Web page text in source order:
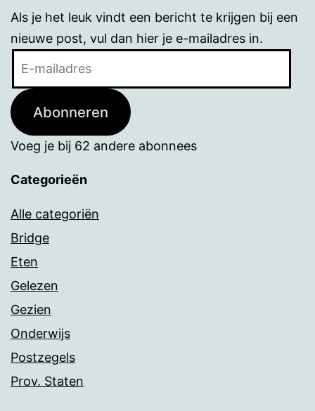
Als je het leuk vindt een bericht te krijgen bij een
nieuwe post, vul dan hier je e-mailadres in.
Abonneren
Voeg je bij 62 andere abonnees
Categorieën
Alle categoriën
Bridge
Eten
Gelezen
Gezien
Onderwijs
Postzegels
Prov. Staten